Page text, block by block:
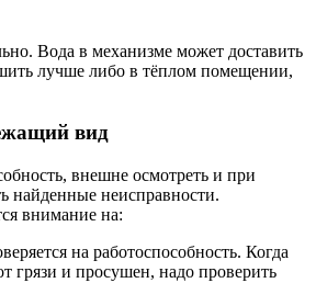
Вода в механизме может доставить
лучше либо в тёплом помещении,
вид
внешне осмотреть и при
найденные неисправности.
внимание на:
на работоспособность. Когда
грязи и просушен, надо проверить